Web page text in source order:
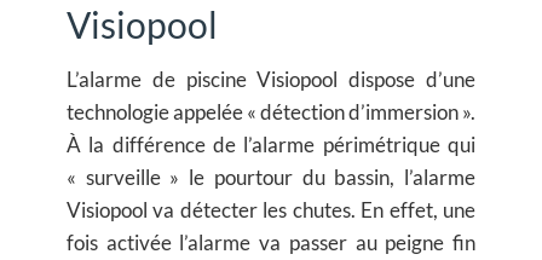
Visiopool
L’alarme de piscine Visiopool dispose d’une
technologie appelée « détection d’immersion ».
À la différence de l’alarme périmétrique qui
« surveille » le pourtour du bassin, l’alarme
Visiopool va détecter les chutes. En effet, une
fois activée l’alarme va passer au peigne fin